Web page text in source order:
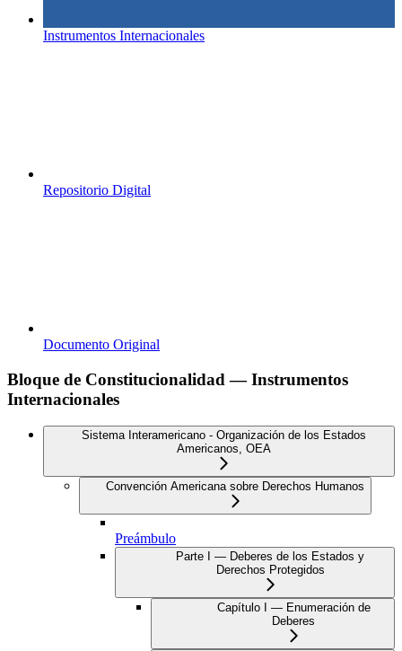
Instrumentos Internacionales
Repositorio Digital
Documento Original
Bloque de Constitucionalidad — Instrumentos
Internacionales
Sistema Interamericano - Organización de los Estados
Americanos, OEA
Convención Americana sobre Derechos Humanos
Preámbulo
Parte I — Deberes de los Estados y
Derechos Protegidos
Capítulo I — Enumeración de
Deberes